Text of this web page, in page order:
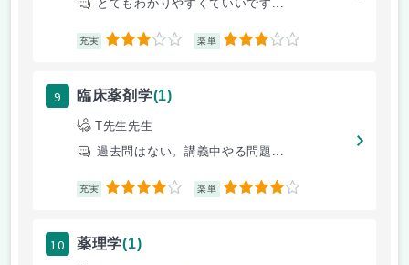
とてもわかりやすくていいです...
充実 3 楽単 3
9 臨床薬剤学(1)
T先生先生
過去問はない。講義中やる問題...
充実 4 楽単 4
10 薬理学(1)